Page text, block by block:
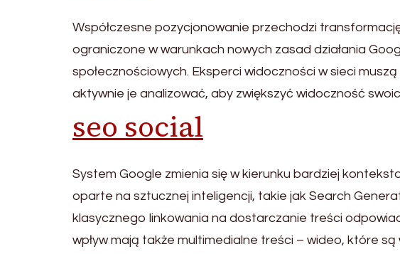
Współczesne pozycjonowanie przechodzi
ograniczone w warunkach nowych zasad działania
społecznościowych. Eksperci widoczności w sieci
aktywnie je analizować, aby zwiększyć widoczność
seo social
System Google zmienia się w kierunku bardziej
oparte na sztucznej inteligencji, takie jak Search
klasycznego linkowania na dostarczanie treści
wpływ mają także multimedialne treści – wideo, które